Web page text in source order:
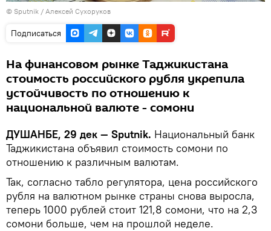
© Sputnik / Алексей Сухоруков
Подписаться
На финансовом рынке Таджикистана
стоимость российского рубля укрепила
устойчивость по отношению к
национальной валюте - сомони
ДУШАНБЕ, 29 дек — Sputnik. Национальный банк
Таджикистана объявил стоимость сомони по
отношению к различным валютам.
Так, согласно табло регулятора, цена российского
рубля на валютном рынке страны снова выросла,
теперь 1000 рублей стоит 121,8 сомони, что на 2,3
сомони больше, чем на прошлой неделе.